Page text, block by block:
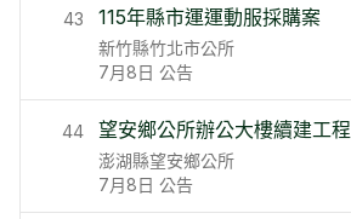
43 115年縣市運運動服採購案
新竹縣竹北市公所
7月8日 公告
44 望安鄉公所辦公大樓續建工程
澎湖縣望安鄉公所
7月8日 公告